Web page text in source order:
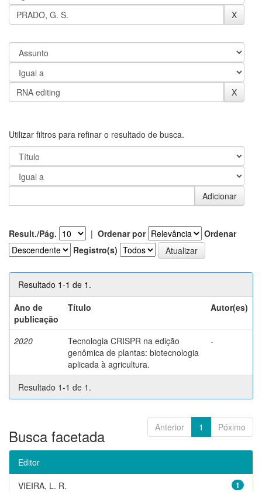
Utilizar filtros para refinar o resultado de busca.
Result./Pág. | Ordenar por
Ordenar
Registro(s)
Resultado 1-1 de 1.
Ano de
publicação
Título Autor(es)
2020
Tecnologia CRISPR na edição
genômica de plantas: biotecnologia
aplicada à agricultura.
-
Resultado 1-1 de 1.
Anterior 1 Póximo
Busca facetada
Editor
1
VIEIRA, L. R.